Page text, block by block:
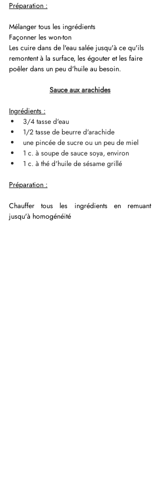
Préparation :
Mélanger tous les ingrédients
Façonner les won-ton
Les cuire dans de l'eau salée jusqu'à ce qu'ils
remontent à la surface, les égouter et les faire
poêler dans un peu d'huile au besoin.
Sauce aux arachides
Ingrédients :
3/4 tasse d'eau
1/2 tasse de beurre d'arachide
une pincée de sucre ou un peu de miel
1 c. à soupe de sauce soya, environ
1 c. à thé d'huile de sésame grillé
Préparation :
Chauffer tous les ingrédients en remuant
jusqu'à homogénéité